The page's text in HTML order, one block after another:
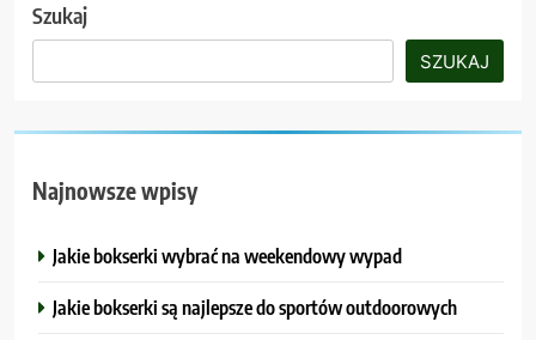
Szukaj
SZUKAJ
Najnowsze wpisy
Jakie bokserki wybrać na weekendowy wypad
Jakie bokserki są najlepsze do sportów outdoorowych